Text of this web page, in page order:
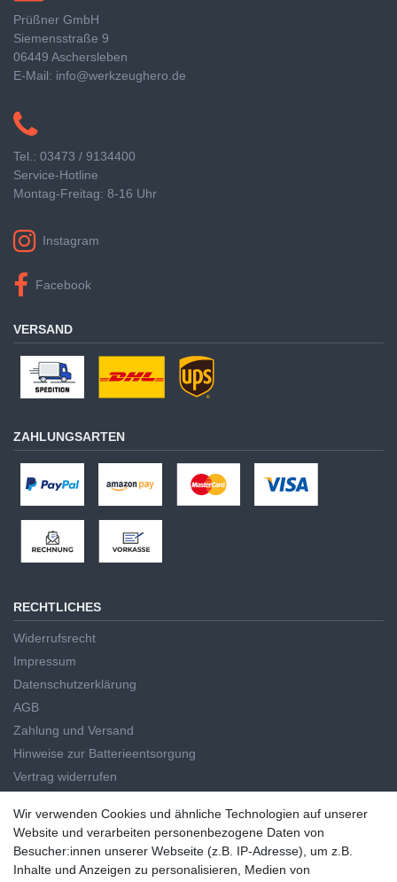
Wir verwenden Cookies und ähnliche Technologien auf unserer
Website und verarbeiten personenbezogene Daten von
Besucher:innen unserer Webseite (z.B. IP-Adresse), um z.B. Inhalte
Prüßner GmbH
Siemensstraße 9
06449 Aschersleben
E-Mail: info@werkzeughero.de
Tel.: 03473 / 9134400
Service-Hotline
Montag-Freitag: 8-16 Uhr
Instagram
Facebook
VERSAND
ZAHLUNGSARTEN
RECHTLICHES
Widerrufsrecht
Impressum
Datenschutzerklärung
AGB
Zahlung und Versand
Hinweise zur Batterieentsorgung
Vertrag widerrufen
HAUPTKATEGORIEN
Handwerkzeug
Wir verwenden Cookies und ähnliche Technologien auf unserer
Website und verarbeiten personenbezogene Daten von
Besucher:innen unserer Webseite (z.B. IP-Adresse), um z.B.
Inhalte und Anzeigen zu personalisieren, Medien von